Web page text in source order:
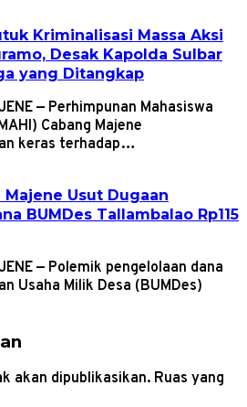
Kriminalisasi Massa Aksi
Desak Kapolda Sulbar
yang Ditangkap
— Perhimpunan Mahasiswa
Cabang Majene
keras terhadap…
Usut Dugaan
BUMDes Tallambalao Rp115
— Polemik pengelolaan dana
Usaha Milik Desa (BUMDes)
akan dipublikasikan. Ruas yang